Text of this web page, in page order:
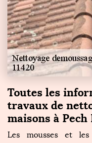
Toutes les
travaux de
maisons à Pech
Les mousses et